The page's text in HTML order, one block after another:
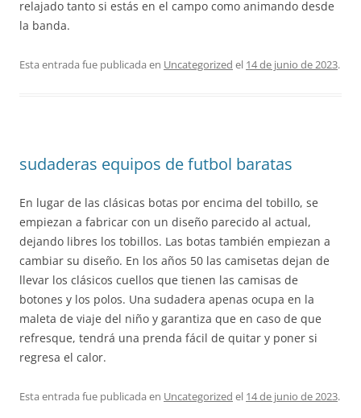
relajado tanto si estás en el campo como animando desde
la banda.
Esta entrada fue publicada en Uncategorized el 14 de junio de 2023.
sudaderas equipos de futbol baratas
En lugar de las clásicas botas por encima del tobillo, se
empiezan a fabricar con un diseño parecido al actual,
dejando libres los tobillos. Las botas también empiezan a
cambiar su diseño. En los años 50 las camisetas dejan de
llevar los clásicos cuellos que tienen las camisas de
botones y los polos. Una sudadera apenas ocupa en la
maleta de viaje del niño y garantiza que en caso de que
refresque, tendrá una prenda fácil de quitar y poner si
regresa el calor.
Esta entrada fue publicada en Uncategorized el 14 de junio de 2023.